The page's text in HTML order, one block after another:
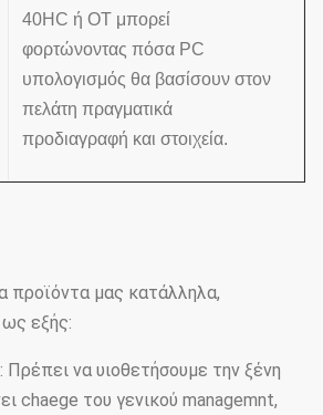
40HC ή OT μπορεί
φορτώνοντας πόσα PC
υπολογισμός θα βασίσουν στον
πελάτη πραγματικά
προδιαγραφή και στοιχεία.
προϊόντα μας κατάλληλα,
εξής:
Πρέπει να υιοθετήσουμε την ξένη
chaege του γενικού managemnt,